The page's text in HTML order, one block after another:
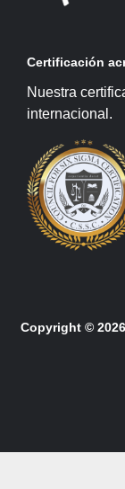
Certificación
Nuestra
internacional.
Copyright © 2026